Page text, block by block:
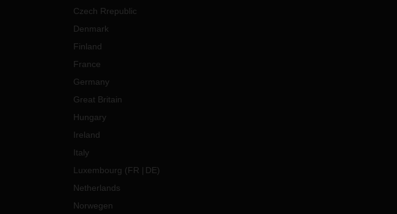
Czech Rrepublic
Denmark
Finland
France
Germany
Great Britain
Hungary
Ireland
Italy
Luxembourg (FR DE)
Netherlands
Norwegen